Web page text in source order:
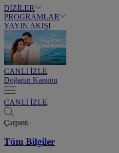
DİZİLER
PROGRAMLAR
YAYIN AKIŞI
CANLI İZLE
Doğanın Kanunu
CANLI İZLE
Çarpıntı
Tüm Bilgiler